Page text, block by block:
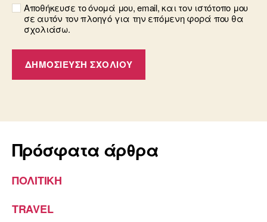
Αποθήκευσε το όνομά μου, email, και τον ιστότοπο μου
σε αυτόν τον πλοηγό για την επόμενη φορά που θα
σχολιάσω.
Πρόσφατα άρθρα
ΠΟΛΙΤΙΚΗ
TRAVEL